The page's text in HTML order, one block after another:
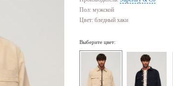
Пол: мужской
Цвет: бледный хаки
Выберите цвет: